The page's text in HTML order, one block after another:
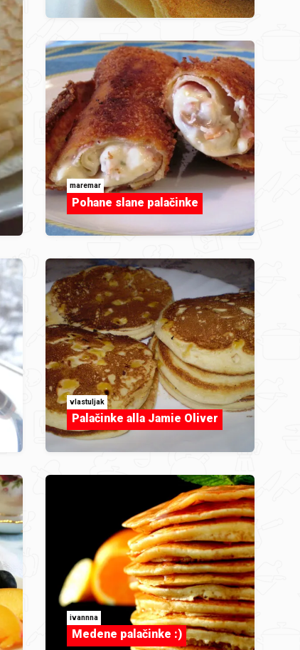
maremar
Pohane slane palačinke
vlastuljak
Palačinke alla Jamie Oliver
ivannna
Medene palačinke :)